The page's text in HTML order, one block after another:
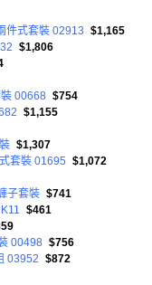
件式套裝 02913 $1,165
$1,806
00668 $754
$1,155
$1,307
套裝 01695 $1,072
子套裝 $741
$461
00498 $756
03952 $872